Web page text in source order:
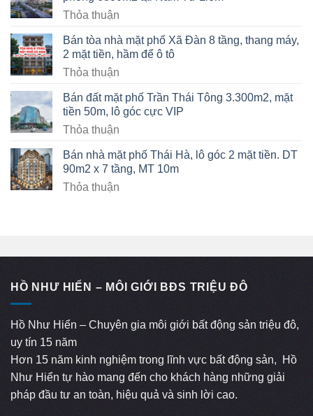
Thỏa thuận
Bán tòa nhà mặt phố Xã Đàn 8 tầng, thang máy,
2 mặt tiền, hầm để ô tô
Thỏa thuận
Bán đất mặt phố Trần Thái Tông 3.300m2, mặt
tiền 50m, lô góc cực VIP
Thỏa thuận
Bán nhà mặt phố Thái Hà, lô góc 2 mặt tiền. DT
90m2 x 7 tầng, MT 10m
Thỏa thuận
HỒ NHƯ HIỂN – MÔI GIỚI BĐS TRIỆU ĐÔ
Hồ Như Hiển – Chuyên gia môi giới bất động sản triệu đô,
uy tín 15 năm
Hơn 15 năm kinh nghiệm trong lĩnh vực bất động sản, Hồ
Như Hiển tự hào mang đến cho khách hàng những giải
pháp đầu tư an toàn, hiệu quả và sinh lời cao.